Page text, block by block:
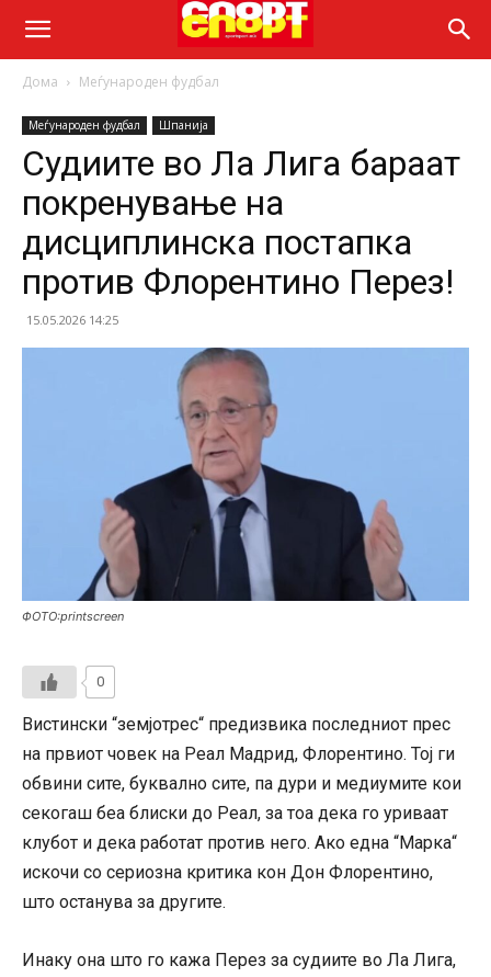
Дома Меѓународен фудбал
Меѓународен фудбал Шпанија
Судиите во Ла Лига бараат
покренување на
дисциплинска постапка
против Флорентино Перез!
15.05.2026 14:25
ФОТО:printscreen
0
Вистински “земјотрес“ предизвика последниот прес
на првиот човек на Реал Мадрид, Флорентино. Тој ги
обвини сите, буквално сите, па дури и медиумите кои
секогаш беа блиски до Реал, за тоа дека го уриваат
клубот и дека работат против него. Ако една “Марка“
искочи со сериозна критика кон Дон Флорентино,
што останува за другите.
Инаку она што го кажа Перез за судиите во Ла Лига,